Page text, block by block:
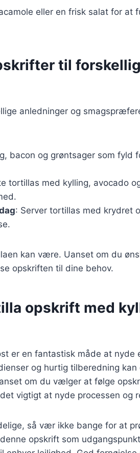
eller en frisk salat for at
til
anledninger og
bacon og grøntsager som fyld
tortillas med kylling, avocado
: Server tortillas med krydret
kan være. Uanset om du
opskriften til dine behov.
opskrift med
er en fantastisk måde at nyde
og hurtig tilberedning kan
om du vælger at følge
vigtigt at nyde processen og
så vær ikke bange for at
opskrift som